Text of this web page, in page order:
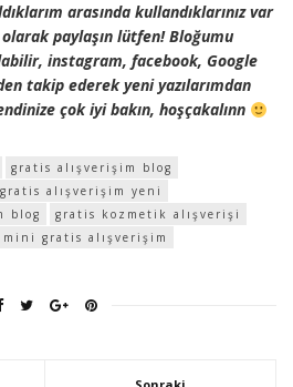
arasında kullandıklarınız var
paylaşın lütfen! Bloğumu
instagram, facebook, Google
takip ederek yeni yazılarımdan
çok iyi bakın, hoşçakalınn
gratis alışverişim blog
gratis alışverişim yeni
blog
gratis kozmetik alışverişi
mini gratis alışverişim